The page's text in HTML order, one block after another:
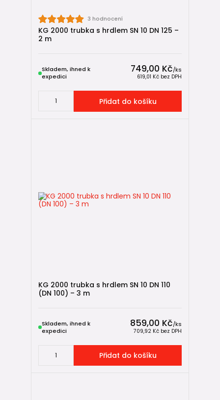
3 hodnocení
KG 2000 trubka s hrdlem SN 10 DN 125 –
2 m
749,00 Kč/ks
619,01 Kč bez DPH
Skladem, ihned k
expedici
Přidat do košíku
KG 2000 trubka s hrdlem SN 10 DN 110
(DN 100) – 3 m
859,00 Kč/ks
709,92 Kč bez DPH
Skladem, ihned k
expedici
Přidat do košíku